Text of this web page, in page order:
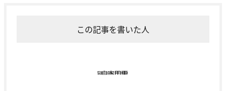
この記事を書いた人